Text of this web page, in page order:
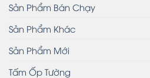
Sản Phẩm Bán Chạy
Sản Phẩm Khác
Sản Phẩm Mới
Tấm Ốp Tường